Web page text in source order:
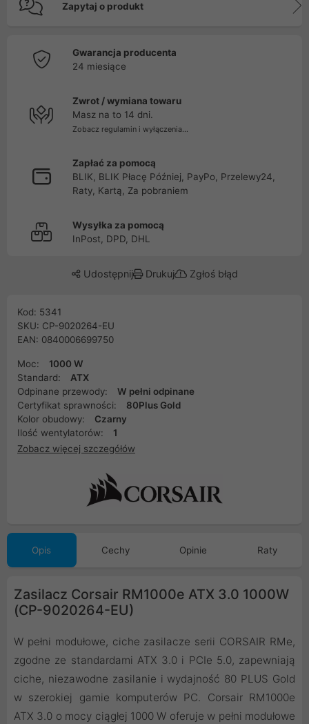
Zapytaj o produkt
Gwarancja producenta
24 miesiące
Zwrot / wymiana towaru
Masz na to 14 dni.
Zobacz regulamin i wyłączenia...
Zapłać za pomocą
BLIK, BLIK Płacę Później, PayPo, Przelewy24,
Raty, Kartą, Za pobraniem
Wysyłka za pomocą
InPost, DPD, DHL
Udostępnij Drukuj Zgłoś błąd
Kod: 5341
SKU: CP-9020264-EU
EAN: 0840006699750
Moc:
1000 W
Standard:
ATX
Odpinane przewody:
W pełni odpinane
Certyfikat sprawności:
80Plus Gold
Kolor obudowy:
Czarny
Ilość wentylatorów:
1
Zobacz więcej szczegółów
Opis Cechy Opinie Raty
Zasilacz Corsair RM1000e ATX 3.0 1000W
(CP-9020264-EU)
W pełni modułowe, ciche zasilacze serii CORSAIR RMe,
zgodne ze standardami ATX 3.0 i PCIe 5.0, zapewniają
ciche, niezawodne zasilanie i wydajność 80 PLUS Gold
w szerokiej gamie komputerów PC. Corsair RM1000e
ATX 3.0 o mocy ciągłej 1000 W oferuje w pełni modułowe